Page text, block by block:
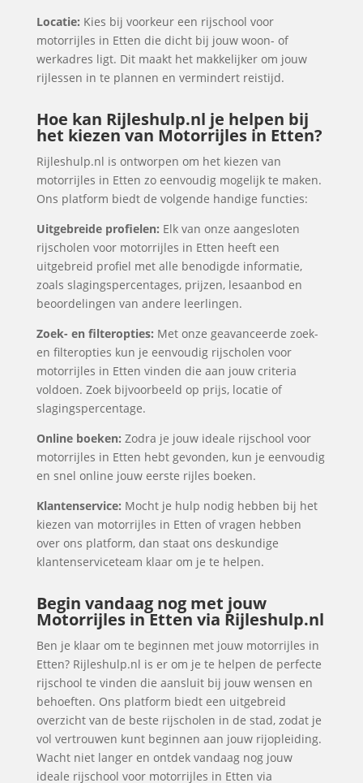
Locatie: Kies bij voorkeur een rijschool voor
motorrijles in Etten die dicht bij jouw woon- of
werkadres ligt. Dit maakt het makkelijker om jouw
rijlessen in te plannen en vermindert reistijd.
Hoe kan Rijleshulp.nl je helpen bij
het kiezen van Motorrijles in Etten?
Rijleshulp.nl is ontworpen om het kiezen van
motorrijles in Etten zo eenvoudig mogelijk te maken.
Ons platform biedt de volgende handige functies:
Uitgebreide profielen: Elk van onze aangesloten
rijscholen voor motorrijles in Etten heeft een
uitgebreid profiel met alle benodigde informatie,
zoals slagingspercentages, prijzen, lesaanbod en
beoordelingen van andere leerlingen.
Zoek- en filteropties: Met onze geavanceerde zoek-
en filteropties kun je eenvoudig rijscholen voor
motorrijles in Etten vinden die aan jouw criteria
voldoen. Zoek bijvoorbeeld op prijs, locatie of
slagingspercentage.
Online boeken: Zodra je jouw ideale rijschool voor
motorrijles in Etten hebt gevonden, kun je eenvoudig
en snel online jouw eerste rijles boeken.
Klantenservice: Mocht je hulp nodig hebben bij het
kiezen van motorrijles in Etten of vragen hebben
over ons platform, dan staat ons deskundige
klantenserviceteam klaar om je te helpen.
Begin vandaag nog met jouw
Motorrijles in Etten via Rijleshulp.nl
Ben je klaar om te beginnen met jouw motorrijles in
Etten? Rijleshulp.nl is er om je te helpen de perfecte
rijschool te vinden die aansluit bij jouw wensen en
behoeften. Ons platform biedt een uitgebreid
overzicht van de beste rijscholen in de stad, zodat je
vol vertrouwen kunt beginnen aan jouw rijopleiding.
Wacht niet langer en ontdek vandaag nog jouw
ideale rijschool voor motorrijles in Etten via